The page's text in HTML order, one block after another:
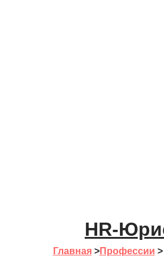
HR-
Главная>Профессии >